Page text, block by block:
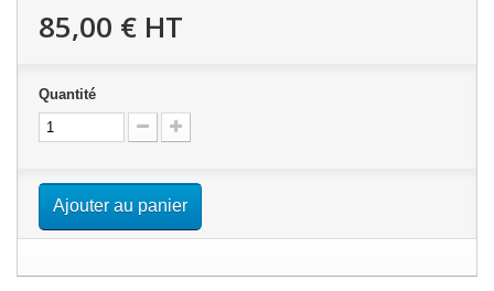
85,00 € HT
Quantité
Ajouter au panier